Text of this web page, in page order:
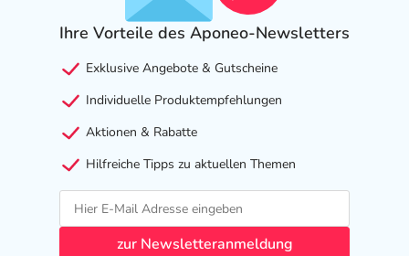
Ihre Vorteile des Aponeo-Newsletters
Exklusive Angebote & Gutscheine
Individuelle Produktempfehlungen
Aktionen & Rabatte
Hilfreiche Tipps zu aktuellen Themen
zur Newsletteranmeldung